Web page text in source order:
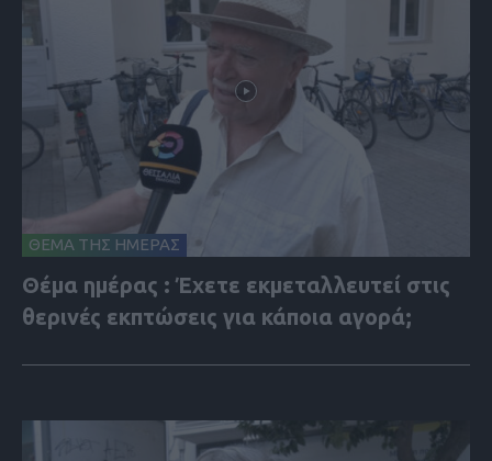
ΘΕΜΑ ΤΗΣ ΗΜΕΡΑΣ
Θέμα ημέρας : Έχετε εκμεταλλευτεί στις
θερινές εκπτώσεις για κάποια αγορά;